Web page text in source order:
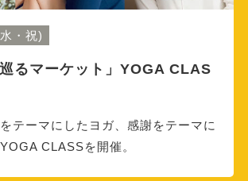
・祝)
巡るマーケット」YOGA CLAS
をテーマにしたヨガ、感謝をテーマに
CLASSを開催。